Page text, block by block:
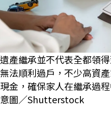
遺產繼承並不代表全都領
無法順利過戶，不少高資
現金，確保家人在繼承過
意圖／Shutterstock